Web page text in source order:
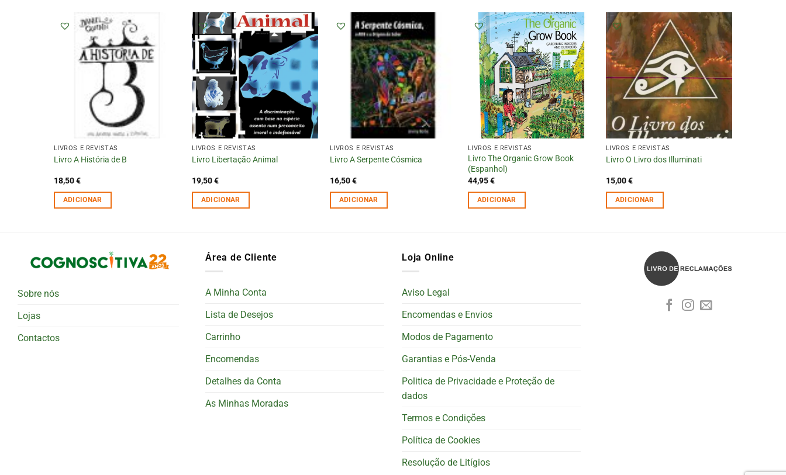
LIVROS E REVISTAS
Livro A História de B
18,50€
ADICIONAR
LIVROS E REVISTAS
Livro Libertação Animal
19,50€
ADICIONAR
LIVROS E REVISTAS
Livro A Serpente Cósmica
16,50€
ADICIONAR
LIVROS E REVISTAS
Livro The Organic Grow Book
(Espanhol)
44,95€
ADICIONAR
LIVROS E REVISTAS
Livro O Livro dos Illuminati
15,00€
ADICIONAR
Sobre nós
Lojas
Contactos
Área de Cliente
A Minha Conta
Lista de Desejos
Carrinho
Encomendas
Detalhes da Conta
As Minhas Moradas
Loja Online
Aviso Legal
Encomendas e Envios
Modos de Pagamento
Garantias e Pós-Venda
Politica de Privacidade e Proteção de
dados
Termos e Condições
Política de Cookies
Resolução de Litígios